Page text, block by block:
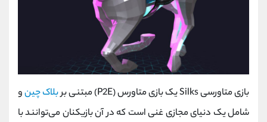
بازی متاورسی Silks یک بازی متاورس (P2E) مبتنی بر بلاک چینو
شامل یک دنیای مجازی غنی است که در آن بازیکنان می‌توانند با